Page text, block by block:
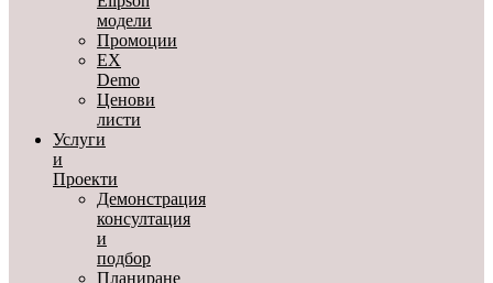
модели
Промоции
EX
Demo
Ценови
листи
Услуги
и
Проекти
Демонстрация
консултация
и
подбор
Планиране